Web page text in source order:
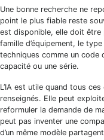
Une bonne recherche ne
point le plus fiable reste
est disponible, elle doit être
famille d’équipement, le
techniques comme un code
capacité ou une série.
L’IA est utile quand tous
renseignés. Elle peut
reformuler la demande de
peut pas inventer une
d’un même modèle